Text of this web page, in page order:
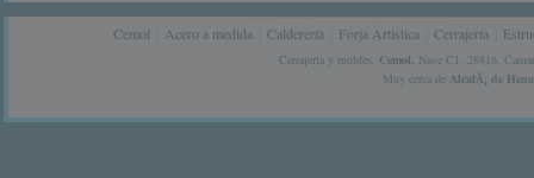
Cemol Acero a medida Calderería Forja Artistica Cerrajería
Cerrajería y moldes, Cemol. Nave C1. 28816,
Muy cerca de AlcalÃ¡ de